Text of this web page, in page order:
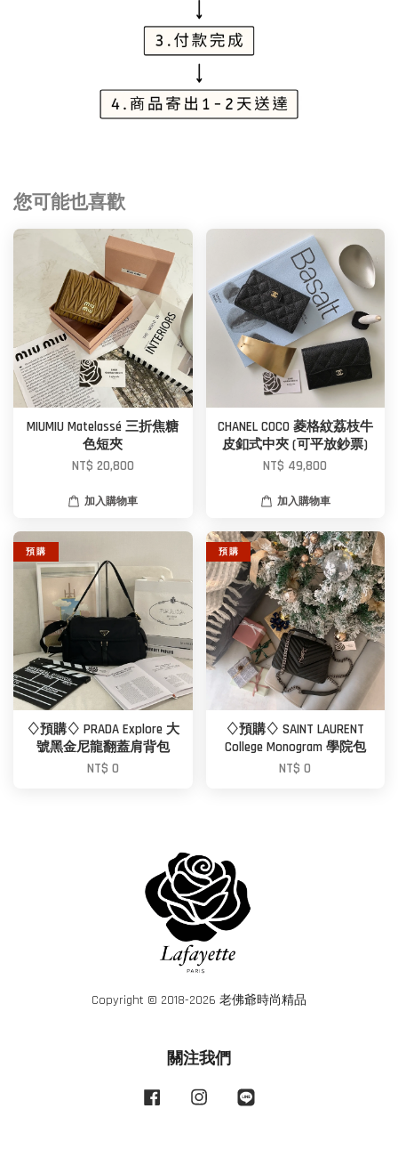
您可能也喜歡
MIUMIU Matelassé 三折焦糖
色短夾
NT$ 20,800
加入購物車
CHANEL COCO 菱格紋荔枝牛
皮釦式中夾 (可平放鈔票)
NT$ 49,800
加入購物車
預 購
♢預購♢ PRADA Explore 大
號黑金尼龍翻蓋肩背包
NT$ 0
預 購
♢預購♢ SAINT LAURENT
College Monogram 學院包
NT$ 0
Copyright © 2018-2026 老佛爺時尚精品
關注我們
Facebook Instagram